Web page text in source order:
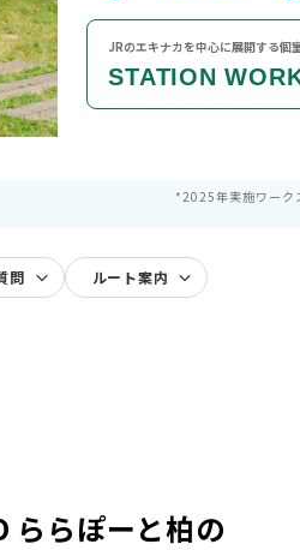
JRのエキナカを中心に展開する個
STATION
*2025年実施ワーク
問 ルート案内
ららぽーと柏の